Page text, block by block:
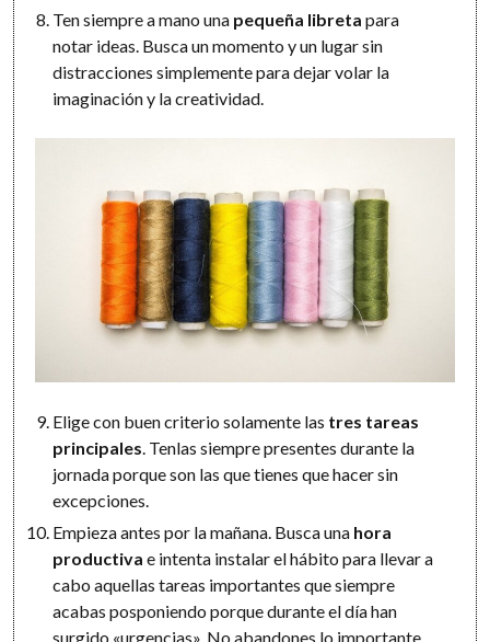
Ten siempre a mano una pequeña libreta para
notar ideas. Busca un momento y un lugar sin
distracciones simplemente para dejar volar la
imaginación y la creatividad.
Elige con buen criterio solamente las tres tareas
principales. Tenlas siempre presentes durante la
jornada porque son las que tienes que hacer sin
excepciones.
Empieza antes por la mañana. Busca una hora
productiva e intenta instalar el hábito para llevar a
cabo aquellas tareas importantes que siempre
acabas posponiendo porque durante el día han
surgido «urgencias». No abandones lo importante